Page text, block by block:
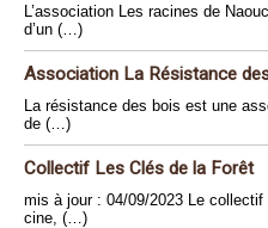
L’association Les racines de
d’un (…)
Association La Résistance
La résistance des bois est une
de (…)
Collectif Les Clés de la Forêt
mis à jour : 04/09/2023 Le
cine, (…)